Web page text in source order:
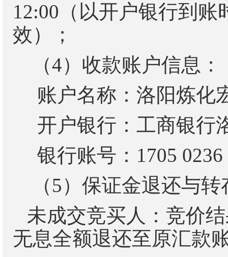
12:00 （以开户银行到
效）；
（4）收款账户信息：
账户名称：洛阳炼化
开户银行：工商银行
银行账号： 1705
（5）保证金退还与转
未成交竞买人：竞价
无息全额退还至原汇款